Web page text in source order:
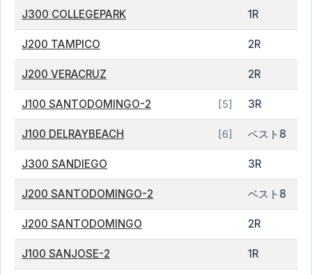
J300 COLLEGEPARK 1R
J200 TAMPICO 2R
J200 VERACRUZ 2R
J100 SANTODOMINGO-2 [5] 3R
J100 DELRAYBEACH [6] ベスト8
J300 SANDIEGO 3R
J200 SANTODOMINGO-2 ベスト8
J200 SANTODOMINGO 2R
J100 SANJOSE-2 1R